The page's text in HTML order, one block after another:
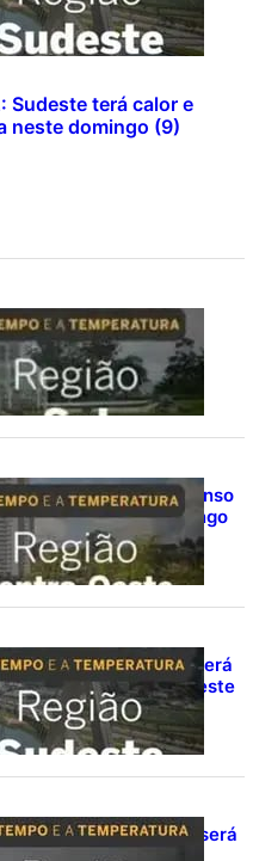
Sudeste terá calor e
neste domingo (9)
Sul terá
de trovoadas
calor intenso
Oeste neste domingo
Sudeste terá
de chuva isolada neste
domingo será
entre Amazonas,